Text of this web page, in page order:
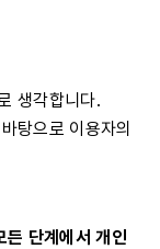
생각합니다.
탕으로 이용자의
든 단계에서 개인